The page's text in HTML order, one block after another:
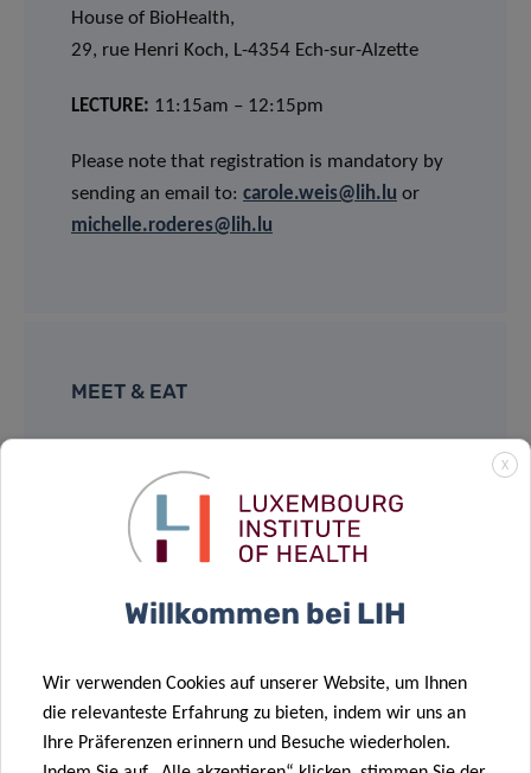
House of BioHealth,
29, rue Henri Koch, L-4354 Ech-sur-Alzette
LECTURE: 11:15am – 12:15pm
Please note that registration is mandatory by
sending an email to: carole.weis@lih.lu or
michelle.roderes@lih.lu
MEET & EAT
House of BioHealth
Salle Françoise Barré Sinoussi
L-4354 Esch-sur-Alzette
Supported by:
X
Willkommen bei LIH
Wir verwenden Cookies auf unserer Website, um Ihnen
die relevanteste Erfahrung zu bieten, indem wir uns an
Ihre Präferenzen erinnern und Besuche wiederholen.